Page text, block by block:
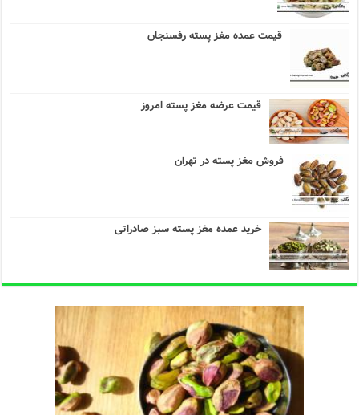
قیمت عمده مغز پسته رفسنجان
قیمت عرضه مغز پسته امروز
فروش مغز پسته در تهران
خرید عمده مغز پسته سبز صادراتی